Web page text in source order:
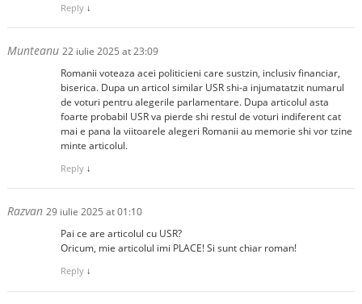
Reply ↓
Munteanu 22 iulie 2025 at 23:09
Romanii voteaza acei politicieni care sustzin, inclusiv financiar,
biserica. Dupa un articol similar USR shi-a injumatatzit numarul
de voturi pentru alegerile parlamentare. Dupa articolul asta
foarte probabil USR va pierde shi restul de voturi indiferent cat
mai e pana la viitoarele alegeri Romanii au memorie shi vor tzine
minte articolul.
Reply ↓
Razvan 29 iulie 2025 at 01:10
Pai ce are articolul cu USR?
Oricum, mie articolul imi PLACE! Si sunt chiar roman!
Reply ↓